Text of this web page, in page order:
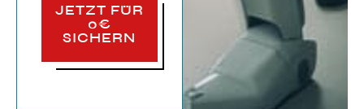
JETZT FÜR
0€
SICHERN